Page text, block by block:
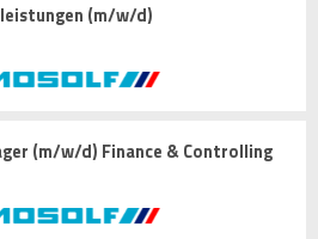
(m/w/d)
(m/w/d) Finance & Controlling